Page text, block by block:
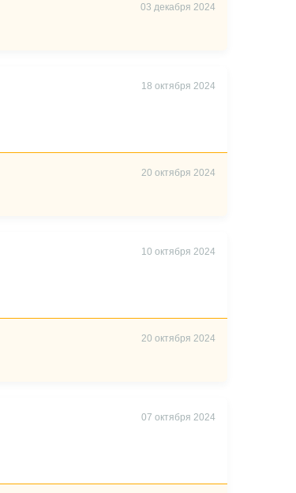
03 декабря 2024
18 октября 2024
20 октября 2024
10 октября 2024
20 октября 2024
07 октября 2024